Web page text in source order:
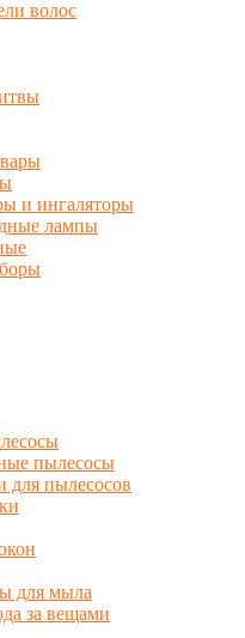
волос
и ингаляторы
лампы
пылесосы
для пылесосов
для мыла
за вещами